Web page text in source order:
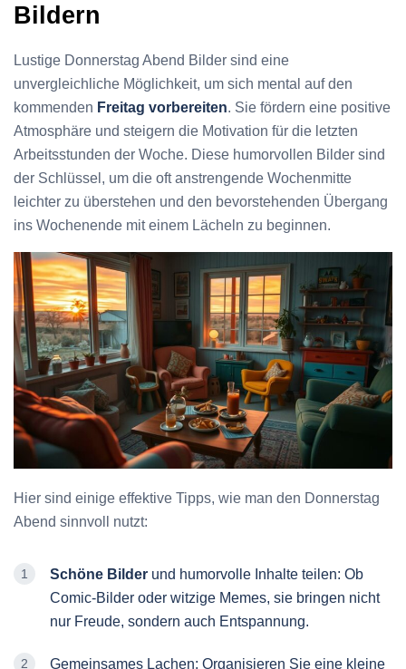
Bildern
Lustige Donnerstag Abend Bilder sind eine
unvergleichliche Möglichkeit, um sich mental auf den
kommenden Freitag vorbereiten. Sie fördern eine positive
Atmosphäre und steigern die Motivation für die letzten
Arbeitsstunden der Woche. Diese humorvollen Bilder sind
der Schlüssel, um die oft anstrengende Wochenmitte
leichter zu überstehen und den bevorstehenden Übergang
ins Wochenende mit einem Lächeln zu beginnen.
Hier sind einige effektive Tipps, wie man den Donnerstag
Abend sinnvoll nutzt:
Schöne Bilder und humorvolle Inhalte teilen: Ob
Comic-Bilder oder witzige Memes, sie bringen nicht
nur Freude, sondern auch Entspannung.
Gemeinsames Lachen: Organisieren Sie eine kleine